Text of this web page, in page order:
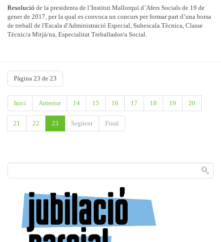
Resolució de la presidenta de l’Institut Mallorquí d’Afers Socials de 19 de
gener de 2017, per la qual es convoca un concurs per formar part d’una borsa
de treball de l'Escala d'Administració Especial, Subescala Tècnica, Classe
Tècnic/a Mitjà/na, Especialitat Treballador/a Social.
Pàgina 23 de 23
Inici Anterior 14 15 16 17 18 19 20
21 22 23 Següent Final